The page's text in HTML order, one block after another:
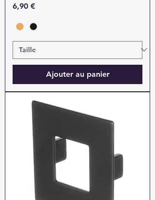
Prix
6,90 €
Ajouter au panier